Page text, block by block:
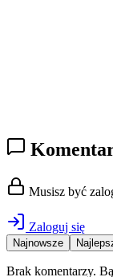
Musisz być
Zaloguj się
Najnowsze
Brak komentarzy.